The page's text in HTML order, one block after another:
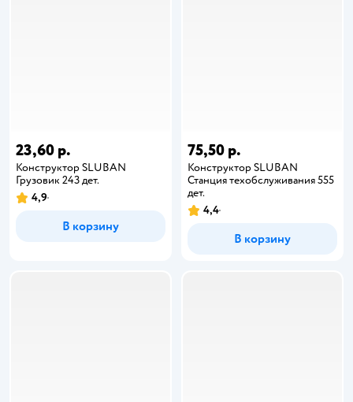
23,60 р.
Конструктор SLUBAN
Грузовик 243 дет.
4,9
В корзину
75,50 р.
Конструктор SLUBAN
Станция техобслуживания 555
дет.
4,4
В корзину